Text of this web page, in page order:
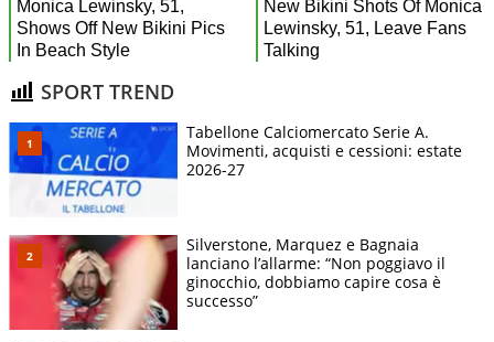
SPORT TREND
Tabellone Calciomercato Serie A.
Movimenti, acquisti e cessioni: estate
2026-27
Silverstone, Marquez e Bagnaia
lanciano l’allarme: “Non poggiavo il
ginocchio, dobbiamo capire cosa è
successo”